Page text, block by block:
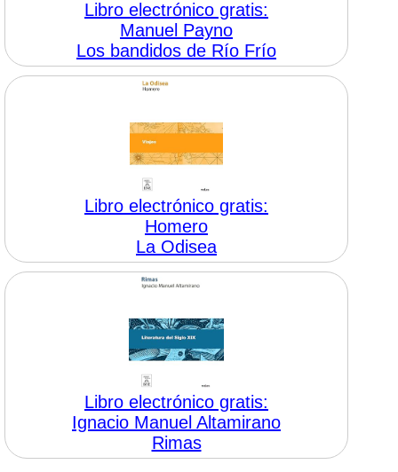
Libro electrónico gratis:
Manuel Payno
Los bandidos de Río Frío
Libro electrónico gratis:
Homero
La Odisea
Libro electrónico gratis:
Ignacio Manuel Altamirano
Rimas